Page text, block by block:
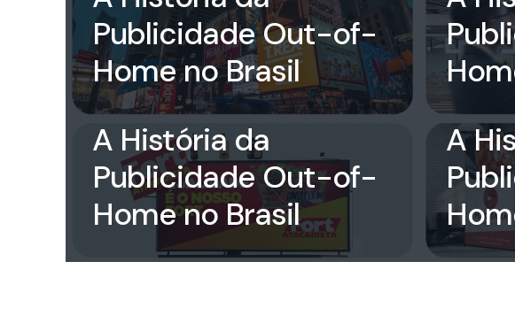
Publicidade Out-of-
Home no Brasil
rioverdeooh on
18 de
February de 2024
A História da
Publicidade Out-of-
Home no Brasil
A